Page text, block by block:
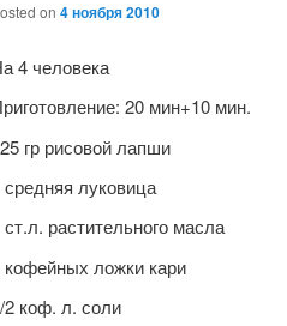
on 4 ноября 2010
4 человека
20 мин+10 мин.
гр рисовой лапши
средняя луковица
ст.л. растительного масла
кофейных ложки кари
2 коф. л. соли